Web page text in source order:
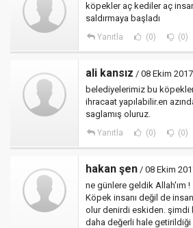
köpekler aç kediler aç
saldırmaya başladı
Yanıtla (0) (0)
ali kansız / 08 Ekim
belediyelerimiz bu
ihracaat yapılabilir.en
saglamış oluruz.
Yanıtla (0) (0)
hakan şen / 08 Ekim
ne günlere geldik Allah'ım !
Köpek insanı değil de
olur denirdi eskiden. şimdi
daha değerli hale